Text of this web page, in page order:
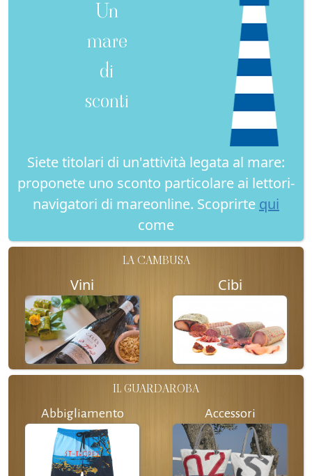
Un
mare
di
sconti
Siete titolari di un'attività legata al mare:
proponete uno sconto particolare ai lettori-
navigatori di mareonline. Scoprirte qui
come
LA CAMBUSA
Vini Cibi
IL GUARDAROBA
Abbigliamento Accessori